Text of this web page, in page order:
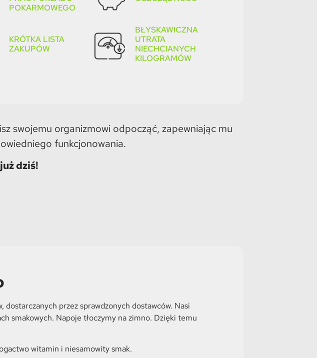
POKARMOWEGO
KRÓTKA LISTA
ZAKUPÓW
BŁYSKAWICZNA
UTRATA
NIECHCIANYCH
KILOGRAMÓW
swojemu organizmowi odpocząć, zapewniając mu
funkcjonowania.
dziś!
dostarczanych przez sprawdzonych dostawców. Nasi
smakowych. Napoje tłoczymy na zimno. Dzięki temu
witamin i niesamowity smak.